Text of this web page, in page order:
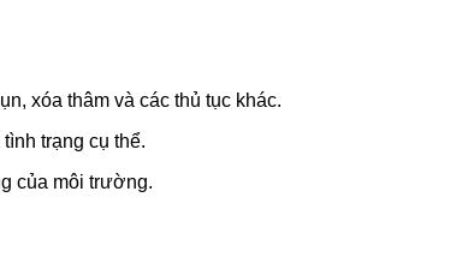
xóa thâm và các thủ tục khác.
trạng cụ thể.
của môi trường.